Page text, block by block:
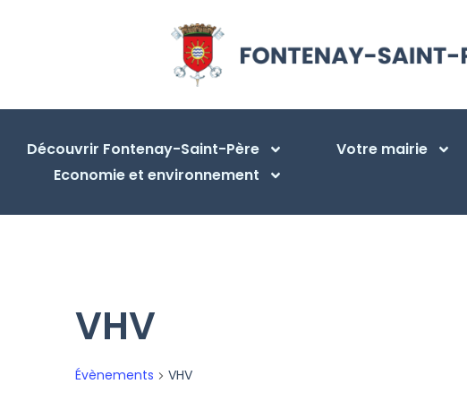
Découvrir Fontenay-Saint-Père Votre mairie
Economie et environnement
VHV
Évènements VHV